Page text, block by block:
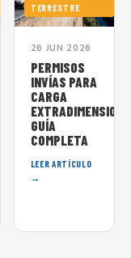
TERRESTRE
26 JUN 2026
PERMISOS
INVÍAS PARA
CARGA
GUÍA
COMPLETA
LEER ARTÍCULO
→